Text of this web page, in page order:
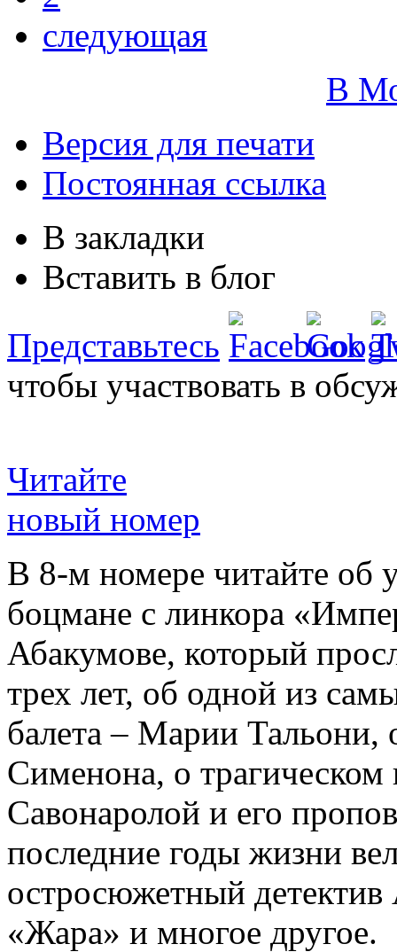
следующая
В
Версия для печати
Постоянная ссылка
В закладки
Вставить в блог
Представьтесь
чтобы участвовать в
Читайте
новый номер
В 8-м номере читайте об
боцмане с линкора
Абакумове, который
трех лет, об одной из
балета – Марии
Сименона, о трагическом
Савонаролой и его
последние годы жизни
остросюжетный детектив
«Жара» и многое другое.